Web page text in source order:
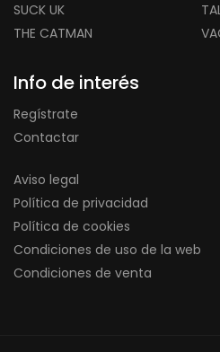
SUCK UK
THE CATMAN
Info de interés
Regístrate
Contactar
Aviso legal
Política de privacidad
Política de cookies
Condiciones de uso de la web
Condiciones de venta